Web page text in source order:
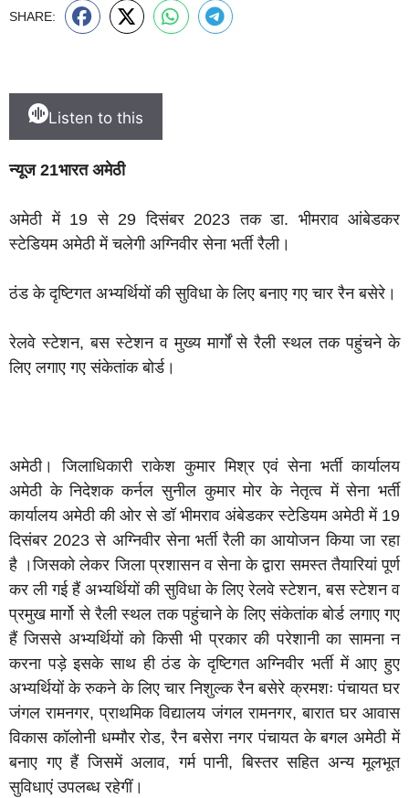
SHARE:
Listen to this
न्यूज 21भारत अमेठी
अमेठी में 19 से 29 दिसंबर 2023 तक डा. भीमराव आंबेडकर
स्टेडियम अमेठी में चलेगी अग्निवीर सेना भर्ती रैली।
ठंड के दृष्टिगत अभ्यर्थियों की सुविधा के लिए बनाए गए चार रैन बसेरे।
रेलवे स्टेशन, बस स्टेशन व मुख्य मार्गों से रैली स्थल तक पहुंचने के
लिए लगाए गए संकेतांक बोर्ड।
अमेठी। जिलाधिकारी राकेश कुमार मिश्र एवं सेना भर्ती कार्यालय
अमेठी के निदेशक कर्नल सुनील कुमार मोर के नेतृत्व में सेना भर्ती
कार्यालय अमेठी की ओर से डॉ भीमराव अंबेडकर स्टेडियम अमेठी में 19
दिसंबर 2023 से अग्निवीर सेना भर्ती रैली का आयोजन किया जा रहा
है ।जिसको लेकर जिला प्रशासन व सेना के द्वारा समस्त तैयारियां पूर्ण
कर ली गई हैं अभ्यर्थियों की सुविधा के लिए रेलवे स्टेशन, बस स्टेशन व
प्रमुख मार्गो से रैली स्थल तक पहुंचाने के लिए संकेतांक बोर्ड लगाए गए
हैं जिससे अभ्यर्थियों को किसी भी प्रकार की परेशानी का सामना न
करना पड़े इसके साथ ही ठंड के दृष्टिगत अग्निवीर भर्ती में आए हुए
अभ्यर्थियों के रुकने के लिए चार निशुल्क रैन बसेरे क्रमशः पंचायत घर
जंगल रामनगर, प्राथमिक विद्यालय जंगल रामनगर, बारात घर आवास
विकास कॉलोनी धम्मौर रोड, रैन बसेरा नगर पंचायत के बगल अमेठी में
बनाए गए हैं जिसमें अलाव, गर्म पानी, बिस्तर सहित अन्य मूलभूत
सुविधाएं उपलब्ध रहेगीं।